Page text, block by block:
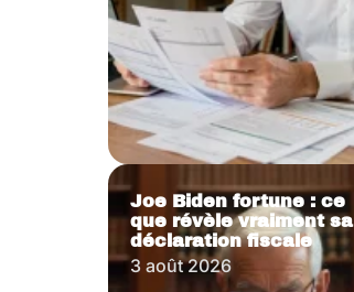
Joe Biden fortune : ce
que révèle vraiment sa
déclaration fiscale
3 août 2026